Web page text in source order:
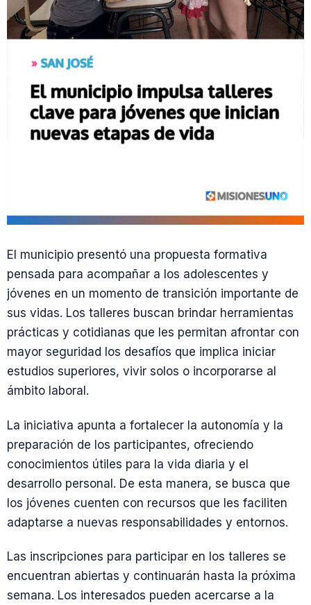
El municipio presentó una propuesta formativa
pensada para acompañar a los adolescentes y
jóvenes en un momento de transición importante de
sus vidas. Los talleres buscan brindar herramientas
prácticas y cotidianas que les permitan afrontar con
mayor seguridad los desafíos que implica iniciar
estudios superiores, vivir solos o incorporarse al
ámbito laboral.
La iniciativa apunta a fortalecer la autonomía y la
preparación de los participantes, ofreciendo
conocimientos útiles para la vida diaria y el
desarrollo personal. De esta manera, se busca que
los jóvenes cuenten con recursos que les faciliten
adaptarse a nuevas responsabilidades y entornos.
Las inscripciones para participar en los talleres se
encuentran abiertas y continuarán hasta la próxima
semana. Los interesados pueden acercarse a la